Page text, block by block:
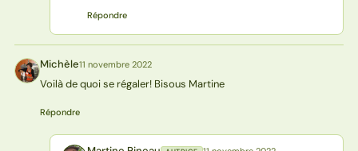
Répondre
M Michèle11 novembre 2022
Voilà de quoi se régaler! Bisous Martine
Répondre